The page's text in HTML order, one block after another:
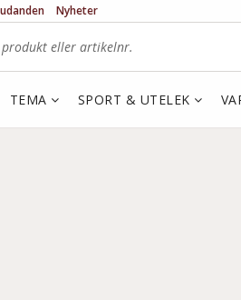
Nyheter
TEMA SPORT & UTELEK